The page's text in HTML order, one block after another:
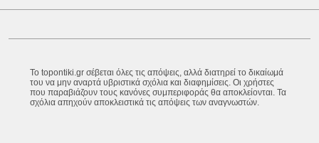
Το topontiki.gr σέβεται όλες τις απόψεις, αλλά διατηρεί το δικαίωμά
του να μην αναρτά υβριστικά σχόλια και διαφημίσεις. Οι χρήστες
που παραβιάζουν τους κανόνες συμπεριφοράς θα αποκλείονται. Τα
σχόλια απηχούν αποκλειστικά τις απόψεις των αναγνωστών.